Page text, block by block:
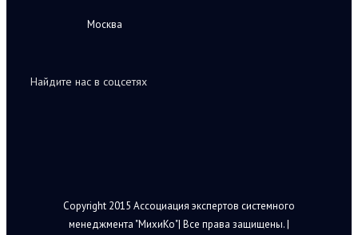
Москва
Найдите нас в соцсетях
Copyright 2015 Ассоциация экспертов системного
менеджмента "МихиКо"| Все права защищены. |